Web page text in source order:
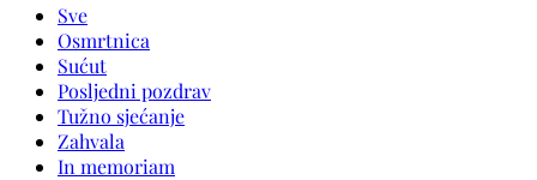
Sve
Osmrtnica
Sućut
Posljedni pozdrav
Tužno sjećanje
Zahvala
In memoriam